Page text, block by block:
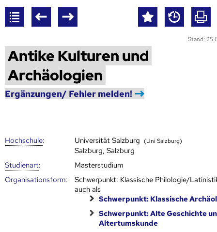
Stand:
Antike Kulturen und
Archäologien
Ergänzungen/ Fehler melden!
Hoch­schule: Universität Salzburg (Uni Salzburg)
Salzburg, Salzburg
Studienart:
Masterstudium
Organisationsform:
Schwerpunkt: Klassische Philologie/
auch als
Schwerpunkt: Klassische
Schwerpunkt: Alte Geschichte
Altertumskunde